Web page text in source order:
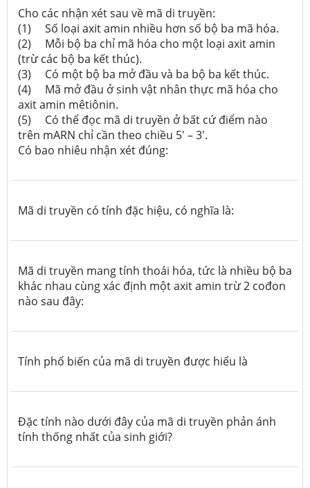
Cho các nhận xét sau về mã di truyền:
(1)
Số loại axit amin nhiều hơn số bộ ba mã hóa.
(2)
Mỗi bộ ba chỉ mã hóa cho một loại axit amin
(trừ các bộ ba kết thúc).
(3)
Có một bộ ba mở đầu và ba bộ ba kết thúc.
(4)
Mã mở đầu ở sinh vật nhân thực mã hóa cho
axit amin mêtiônin.
(5)
Có thể đọc mã di truyền ở bất cứ điểm nào
trên mARN chỉ cần theo chiều 5' – 3'.
Có bao nhiêu nhận xét đúng:
Mã di truyền có tính đặc hiệu, có nghĩa là:
Mã di truyền mang tính thoái hóa, tức là nhiều bộ ba
khác nhau cùng xác định mộtaxitamin trừ2 cođon
nào sau đây:
Tính phổ biến của mã di truyền được hiểu là
Đặc tính nào dưới đây của mã di truyền phản ánh
tính thống nhất của sinh giới?